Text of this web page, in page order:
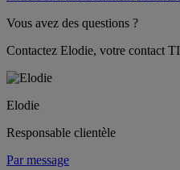
Vous avez des questions ?
Contactez Elodie, votre contact
Elodie
Responsable clientèle
Par message